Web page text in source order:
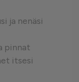
ja nenäsi
pinnat
itsesi